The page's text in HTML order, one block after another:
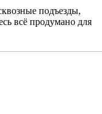
подъезды,
всё продумано для